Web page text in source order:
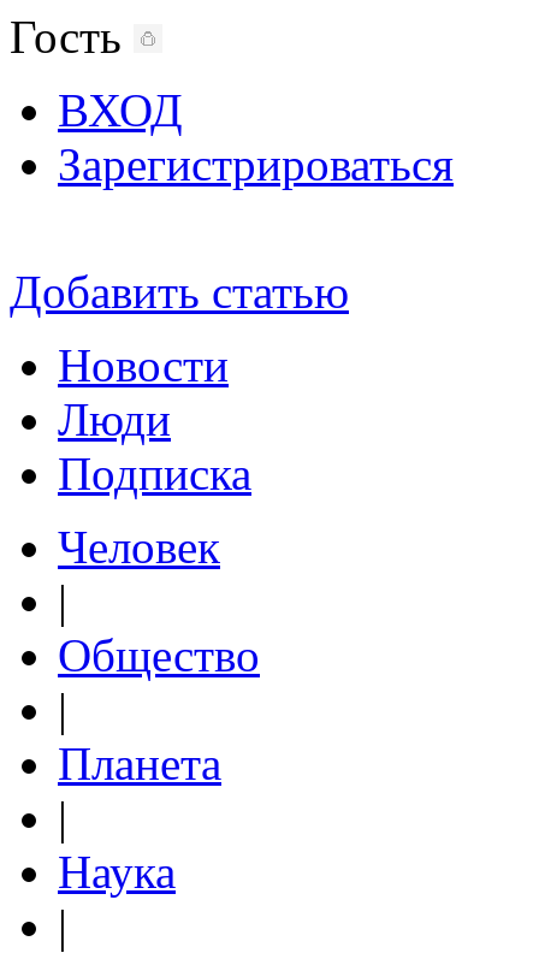
Гость
ВХОД
Зарегистрироваться
Добавить статью
Новости
Люди
Подписка
Человек
|
Общество
|
Планета
|
Наука
|